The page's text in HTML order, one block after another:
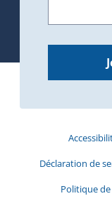
Déclaration de
Politique